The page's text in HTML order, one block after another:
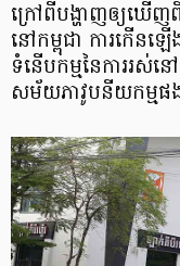
ក្រៅ​ពី​បង្ហាញ​ឲ្យ​ឃើញ​
នៅ​កម្ពុជា ការ​កើន​ឡើ
ទំនើប​កម្ម​នៃ​ការ​រស់​
សម័យ​ភាវូបនីយ​កម្ម​ផ